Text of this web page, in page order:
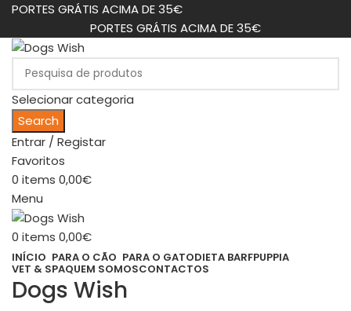
PORTES GRÁTIS ACIMA DE 35€
PORTES GRÁTIS ACIMA DE 35€
Selecionar categoria
Search
Entrar / Registar
Favoritos
0 items 0,00€
Menu
0 items 0,00€
INÍCIO PARA O CÃO PARA O GATODIETA BARFPUPPIA
VET & SPAQUEM SOMOSCONTACTOS
Dogs Wish